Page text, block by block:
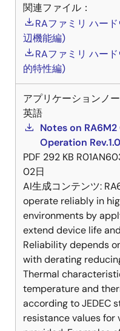
関連ファイル：
RAファミリ ハー
辺機能編)
RAファミリ ハー
的特性編)
アプリケーションノ
英語
Notes on
Operation
PDF 292 KB
02日
AI生成コンテンツ:
operate reliably in
environments by
extend device life
Reliability depends
with derating
Thermal
temperature and
according to JEDEC
resistance values for